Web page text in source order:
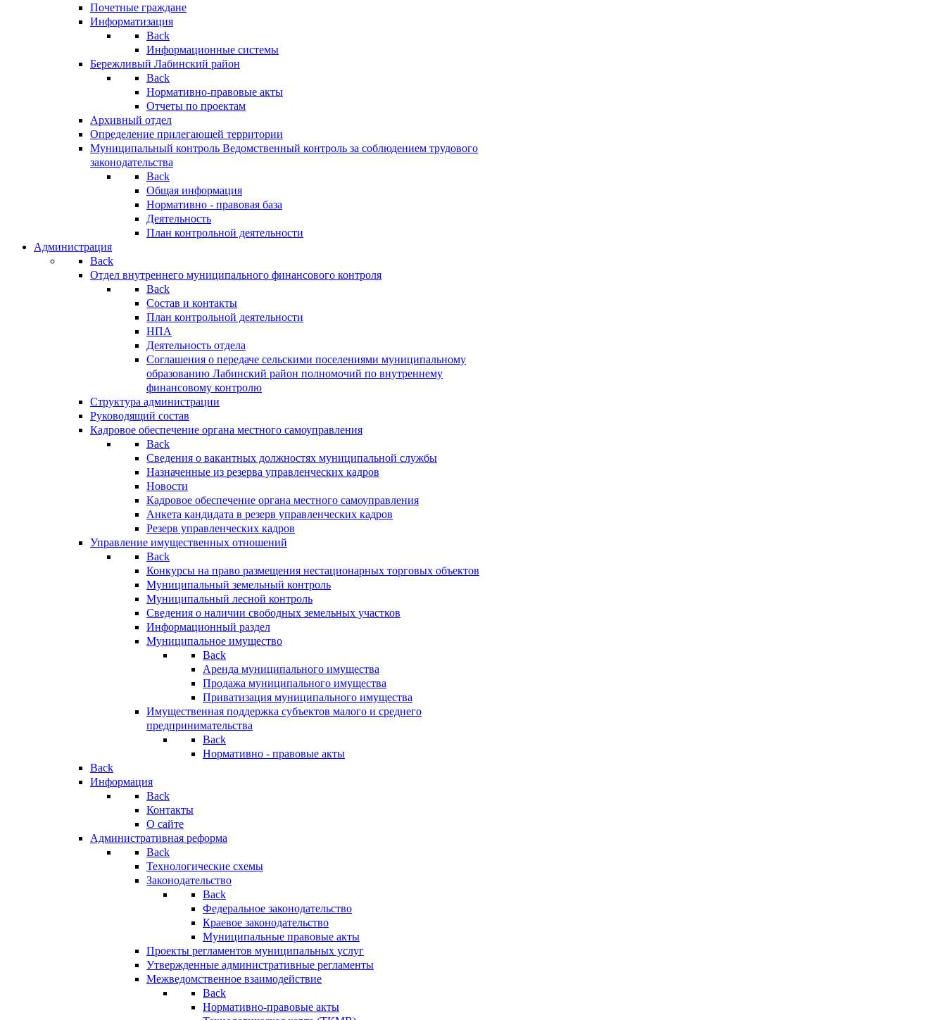
Почетные граждане
Информатизация
Back
Информационные системы
Бережливый Лабинский район
Back
Нормативно-правовые акты
Отчеты по проектам
Архивный отдел
Определение прилегающей территории
Муниципальный контроль Ведомственный контроль за соблюдением трудового
законодательства
Back
Общая информация
Нормативно - правовая база
Деятельность
План контрольной деятельности
Администрация
Back
Отдел внутреннего муниципального финансового контроля
Back
Состав и контакты
План контрольной деятельности
НПА
Деятельность отдела
Соглашения о передаче сельскими поселениями муниципальному
образованию Лабинский район полномочий по внутреннему
финансовому контролю
Структура администрации
Руководящий состав
Кадровое обеспечение органа местного самоуправления
Back
Сведения о вакантных должностях муниципальной службы
Назначенные из резерва управленческих кадров
Новости
Кадровое обеспечение органа местного самоуправления
Анкета кандидата в резерв управленческих кадров
Резерв управленческих кадров
Управление имущественных отношений
Back
Конкурсы на право размещения нестационарных торговых объектов
Муниципальный земельный контроль
Муниципальный лесной контроль
Сведения о наличии свободных земельных участков
Информационный раздел
Муниципальное имущество
Back
Аренда муниципального имущества
Продажа муниципального имущества
Приватизация муниципального имущества
Имущественная поддержка субъектов малого и среднего
предпринимательства
Back
Нормативно - правовые акты
Back
Информация
Back
Контакты
О сайте
Административная реформа
Back
Технологические схемы
Законодательство
Back
Федеральное законодательство
Краевое законодательство
Муниципальные правовые акты
Проекты регламентов муниципальных услуг
Утвержденные административные регламенты
Межведомственное взаимодействие
Back
Нормативно-правовые акты